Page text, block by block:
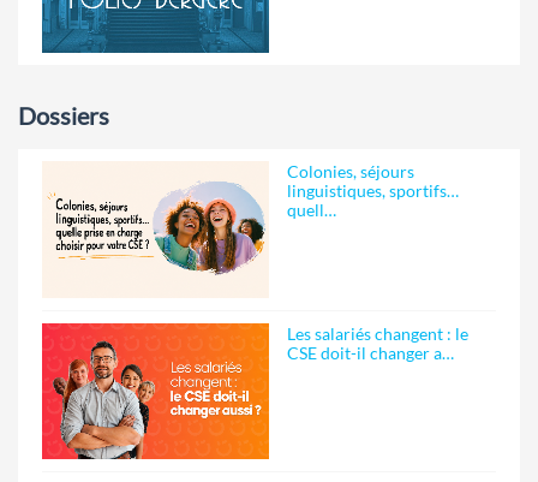
Dossiers
Colonies, séjours
linguistiques, sportifs…
quell…
Les salariés changent : le
CSE doit-il changer a…